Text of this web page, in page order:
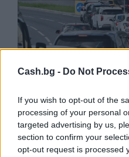
Cash.bg - Do Not
If you wish to opt-out of the
processing of your personal
targeted advertising by us,
section to confirm your
opt-out request is processed
Русия започна да
продукти от
07.08.2026 / 17:05